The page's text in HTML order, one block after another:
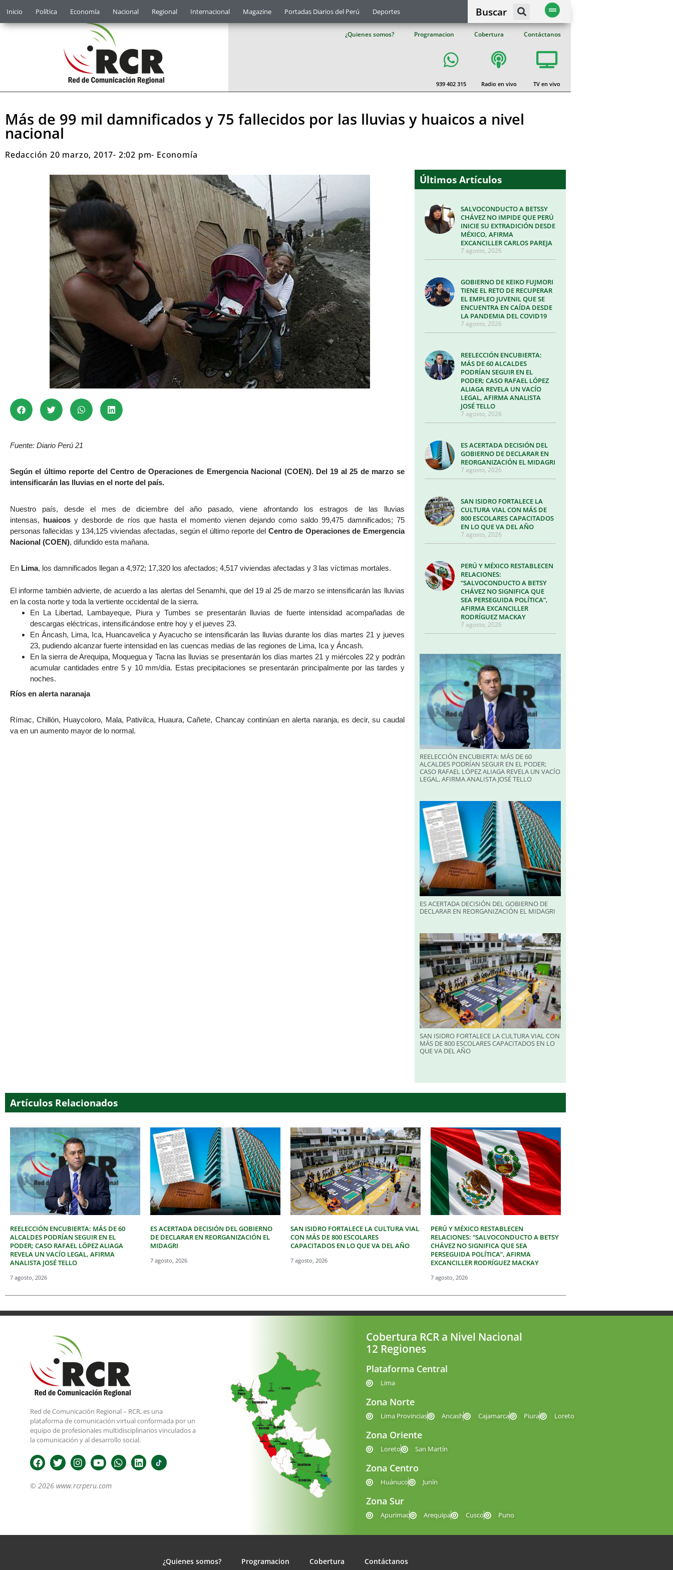
Inicio Política Economía Nacional Regional Internacional Magazine Portadas Diarios del Perú Deportes Buscar
¿Quienes somos? Programacion Cobertura Contáctanos
939 402 315 Radio en vivo TV en vivo
Más de 99 mil damnificados y 75 fallecidos por las lluvias y huaicos a nivel
nacional
Redacción 20 marzo, 2017- 2:02 pm- Economía
Fuente: Diario Perú 21
Según el último reporte del Centro de Operaciones de Emergencia Nacional (COEN). Del 19 al 25 de marzo se
intensificarán las lluvias en el norte del país.
Nuestro país, desde el mes de diciembre del año pasado, viene afrontando los estragos de las lluvias
intensas, huaicos y desborde de ríos que hasta el momento vienen dejando como saldo 99,475 damnificados; 75
personas fallecidas y 134,125 viviendas afectadas, según el último reporte del Centro de Operaciones de Emergencia
Nacional (COEN), difundido esta mañana.
En Lima, los damnificados llegan a 4,972; 17,320 los afectados; 4,517 viviendas afectadas y 3 las víctimas mortales.
El informe también advierte, de acuerdo a las alertas del Senamhi, que del 19 al 25 de marzo se intensificarán las lluvias
en la costa norte y toda la vertiente occidental de la sierra.
En La Libertad, Lambayeque, Piura y Tumbes se presentarán lluvias de fuerte intensidad acompañadas de
descargas eléctricas, intensificándose entre hoy y el jueves 23.
En Áncash, Lima, Ica, Huancavelica y Ayacucho se intensificarán las lluvias durante los días martes 21 y jueves
23, pudiendo alcanzar fuerte intensidad en las cuencas medias de las regiones de Lima, Ica y Áncash.
En la sierra de Arequipa, Moquegua y Tacna las lluvias se presentarán los días martes 21 y miércoles 22 y podrán
acumular cantidades entre 5 y 10 mm/día. Estas precipitaciones se presentarán principalmente por las tardes y
noches.
Ríos en alerta naranaja
Rímac, Chillón, Huaycoloro, Mala, Pativilca, Huaura, Cañete, Chancay continúan en alerta naranja, es decir, su caudal
va en un aumento mayor de lo normal.
Últimos Artículos
SALVOCONDUCTO A BETSSY
CHÁVEZ NO IMPIDE QUE PERÚ
INICIE SU EXTRADICIÓN DESDE
MÉXICO, AFIRMA
EXCANCILLER CARLOS PAREJA
7 agosto, 2026
GOBIERNO DE KEIKO FUJMORI
TIENE EL RETO DE RECUPERAR
EL EMPLEO JUVENIL QUE SE
ENCUENTRA EN CAÍDA DESDE
LA PANDEMIA DEL COVID19
7 agosto, 2026
REELECCIÓN ENCUBIERTA:
MÁS DE 60 ALCALDES
PODRÍAN SEGUIR EN EL
PODER; CASO RAFAEL LÓPEZ
ALIAGA REVELA UN VACÍO
LEGAL, AFIRMA ANALISTA
JOSÉ TELLO
7 agosto, 2026
ES ACERTADA DECISIÓN DEL
GOBIERNO DE DECLARAR EN
REORGANIZACIÓN EL MIDAGRI
7 agosto, 2026
SAN ISIDRO FORTALECE LA
CULTURA VIAL CON MÁS DE
800 ESCOLARES CAPACITADOS
EN LO QUE VA DEL AÑO
7 agosto, 2026
PERÚ Y MÉXICO RESTABLECEN
RELACIONES:
“SALVOCONDUCTO A BETSY
CHÁVEZ NO SIGNIFICA QUE
SEA PERSEGUIDA POLÍTICA”,
AFIRMA EXCANCILLER
RODRÍGUEZ MACKAY
7 agosto, 2026
REELECCIÓN ENCUBIERTA: MÁS DE 60
ALCALDES PODRÍAN SEGUIR EN EL PODER;
CASO RAFAEL LÓPEZ ALIAGA REVELA UN VACÍO
LEGAL, AFIRMA ANALISTA JOSÉ TELLO
ES ACERTADA DECISIÓN DEL GOBIERNO DE
DECLARAR EN REORGANIZACIÓN EL MIDAGRI
SAN ISIDRO FORTALECE LA CULTURA VIAL CON
MÁS DE 800 ESCOLARES CAPACITADOS EN LO
QUE VA DEL AÑO
Artículos Relacionados
REELECCIÓN ENCUBIERTA: MÁS DE 60
ALCALDES PODRÍAN SEGUIR EN EL
PODER; CASO RAFAEL LÓPEZ ALIAGA
REVELA UN VACÍO LEGAL, AFIRMA
ANALISTA JOSÉ TELLO
7 agosto, 2026
ES ACERTADA DECISIÓN DEL GOBIERNO
DE DECLARAR EN REORGANIZACIÓN EL
MIDAGRI
7 agosto, 2026
SAN ISIDRO FORTALECE LA CULTURA VIAL
CON MÁS DE 800 ESCOLARES
CAPACITADOS EN LO QUE VA DEL AÑO
7 agosto, 2026
PERÚ Y MÉXICO RESTABLECEN
RELACIONES: “SALVOCONDUCTO A BETSY
CHÁVEZ NO SIGNIFICA QUE SEA
PERSEGUIDA POLÍTICA”, AFIRMA
EXCANCILLER RODRÍGUEZ MACKAY
7 agosto, 2026
Red de Comunicación Regional – RCR, es una
plataforma de comunicación virtual conformada por un
equipo de profesionales multidisciplinarios vinculados a
la comunicación y al desarrollo social.
© 2026 www.rcrperu.com
Cobertura RCR a Nivel Nacional
12 Regiones
Plataforma Central
Lima
Zona Norte
Lima Provincias Ancash Cajamarca Piura Loreto
Zona Oriente
Loreto San Martín
Zona Centro
Huánuco Junín
Zona Sur
Apurimac Arequipa Cusco Puno
¿Quienes somos? Programacion Cobertura Contáctanos